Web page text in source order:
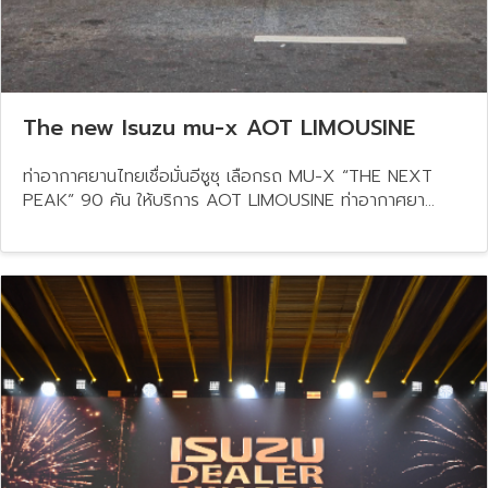
The new Isuzu mu-x AOT LIMOUSINE
ท่าอากาศยานไทยเชื่อมั่นอีซูซุ เลือกรถ MU-X “THE NEXT
PEAK” 90 คัน ให้บริการ AOT LIMOUSINE ท่าอากาศยา...